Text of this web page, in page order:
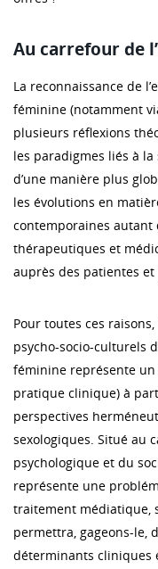
Au carrefour de
La reconnaissance de
féminine (notamment
plusieurs réflexions
les paradigmes liés à
d’une manière plus
les évolutions en
contemporaines autant
thérapeutiques et
auprès des patientes
Pour toutes ces
psycho-socio-culturels
féminine représente
pratique clinique) à
perspectives
sexologiques. Situé au
psychologique et du
représente une
traitement médiatique,
permettra, gageons-le,
déterminants cliniques